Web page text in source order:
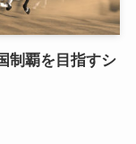
制覇を目指すシ